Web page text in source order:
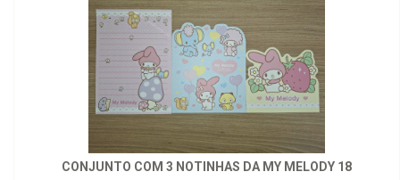
CONJUNTO COM 3 NOTINHAS DA MY MELODY 18